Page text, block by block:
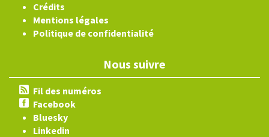
Crédits
Mentions légales
Politique de confidentialité
Nous suivre
Fil des numéros
Facebook
Bluesky
Linkedin